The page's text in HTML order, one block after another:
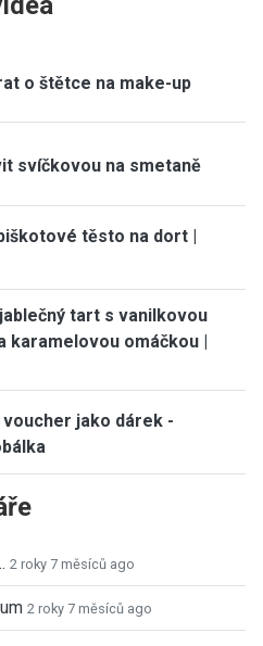
o štětce na make-up
svíčkovou na smetaně
těsto na dort |
tart s vanilkovou
karamelovou omáčkou |
jako dárek -
2 roky 7 měsíců ago
2 roky 7 měsíců ago